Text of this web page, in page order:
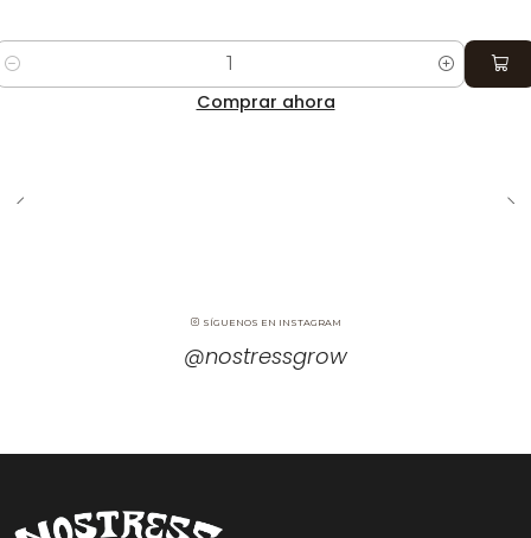
Comprar ahora
SÍGUENOS EN INSTAGRAM
@nostressgrow